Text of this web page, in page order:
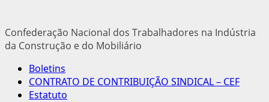
Confederação Nacional dos Trabalhadores na Indústria
da Construção e do Mobiliário
Menu
principal
Boletins
CONTRATO DE CONTRIBUIÇÃO SINDICAL – CEF
Estatuto